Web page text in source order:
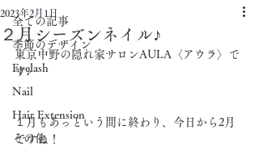
全ての記事
季節のデザイン
Eyelash
Nail
Hair Extension
その他
２月シーズンネイル♪
2023年2月1日
東京中野の隠れ家サロンAULA〈アウラ〉で
す♪
１月もあっという間に終わり、今日から2月
ですね！